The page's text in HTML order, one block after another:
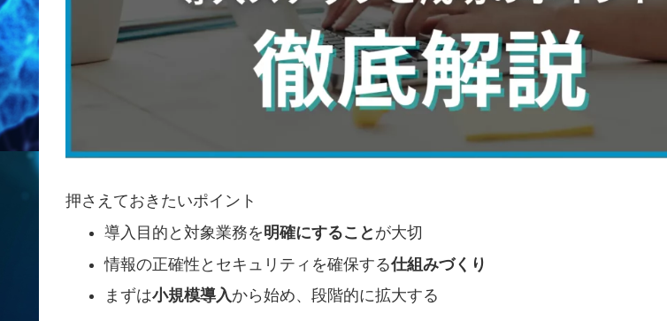
押さえておきたいポイント
導入目的と対象業務を明確にすること が大切
情報の正確性とセキュリティを確保する仕組みづくり
まずは小規模導入から始め、段階的に拡大する